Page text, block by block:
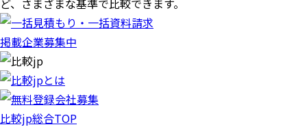
ど、さまざまな基準で比較できます。
掲載企業募集中
比較jp総合TOP